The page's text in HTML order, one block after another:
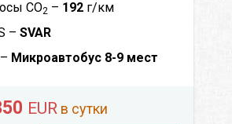
CO2 – 192 г/км
– SVAR
Микроавтобус 8-9 мест
EUR в сутки